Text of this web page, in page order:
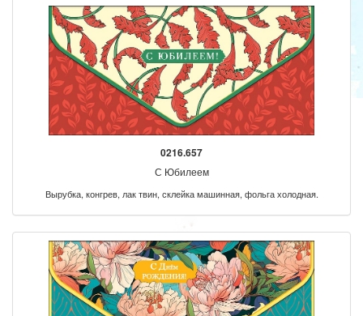
0216.657
С Юбилеем
Вырубка, конгрев, лак твин, склейка машинная, фольга холодная.